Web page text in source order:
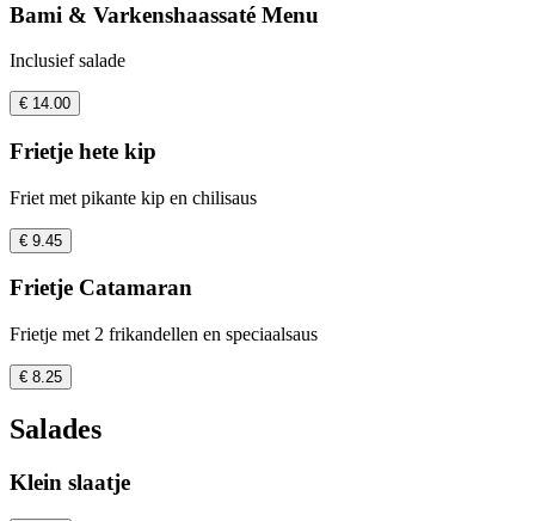
Bami & Varkenshaassaté Menu
Inclusief salade
€ 14.00
Frietje hete kip
Friet met pikante kip en chilisaus
€ 9.45
Frietje Catamaran
Frietje met 2 frikandellen en speciaalsaus
€ 8.25
Salades
Klein slaatje